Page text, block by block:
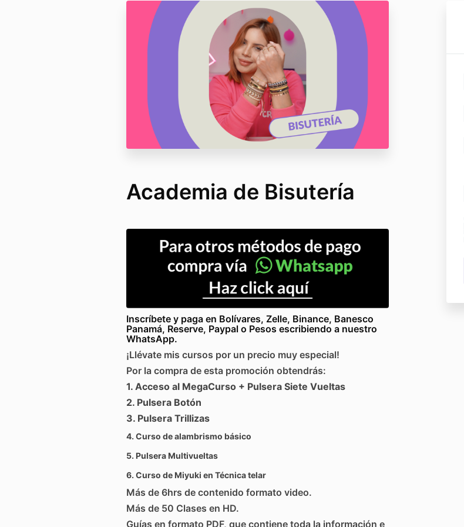
Academia de Bisutería
Inscríbete y paga en Bolívares, Zelle, Binance, Banesco
Panamá, Reserve, Paypal o Pesos escribiendo a nuestro
WhatsApp.
¡Llévate mis cursos por un precio muy especial!
Por la compra de esta promoción obtendrás:
1. Acceso al MegaCurso + Pulsera Siete Vueltas
2. Pulsera Botón
3. Pulsera Trillizas
4. Curso de alambrismo básico
5. Pulsera Multivueltas
6. Curso de Miyuki en Técnica telar
Más de 6hrs de contenido formato video.
Más de 50 Clases en HD.
Guías en formato PDF, que contiene toda la información e